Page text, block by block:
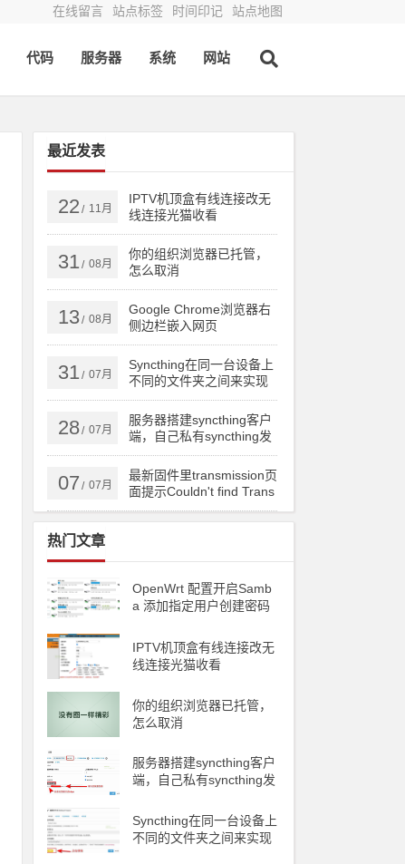
在线留言 站点标签 时间印记 站点地图
代码 服务器 系统 网站
最近发表
22 / 11月
IPTV机顶盒有线连接改无
线连接光猫收看
31 / 08月
你的组织浏览器已托管，
怎么取消
13/ 08月
Google Chrome浏览器右
侧边栏嵌入网页
31 / 07月
Syncthing在同一台设备上
不同的文件夹之间来实现
文件夹的同步 利用Syncthi
ng备份到云储存
28/ 07月
服务器搭建syncthing客户
端，自己私有syncthing发
现服务器和中继服务器
07 / 07月
最新固件里transmission页
面提示Couldn't find Trans
mission's web interface fil
es错误
热门文章
OpenWrt 配置开启Samb
a 添加指定用户创建密码
IPTV机顶盒有线连接改无
线连接光猫收看
你的组织浏览器已托管，
怎么取消
服务器搭建syncthing客户
端，自己私有syncthing发
Syncthing在同一台设备上
不同的文件夹之间来实现